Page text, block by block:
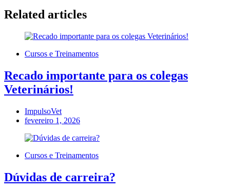
Related articles
Cursos e Treinamentos
Recado importante para os colegas
Veterinários!
ImpulsoVet
fevereiro 1, 2026
Cursos e Treinamentos
Dúvidas de carreira?